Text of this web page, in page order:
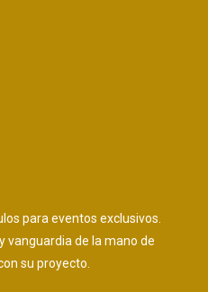
para eventos exclusivos.
vanguardia de la mano de
su proyecto.